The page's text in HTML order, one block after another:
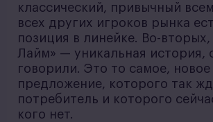
классический, привычный
всех других игроков рынка
позиция в линейке. Во-вторых,
Лайм» — уникальная история,
говорили. Это то самое,
предложение, которого так
потребитель и которого
кого нет.